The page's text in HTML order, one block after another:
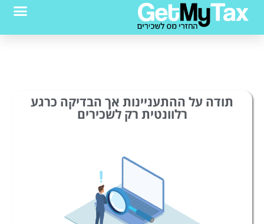
תודה על ההתעניינות אך הבדיקה כרגע
רלוונטית רק לשכירים